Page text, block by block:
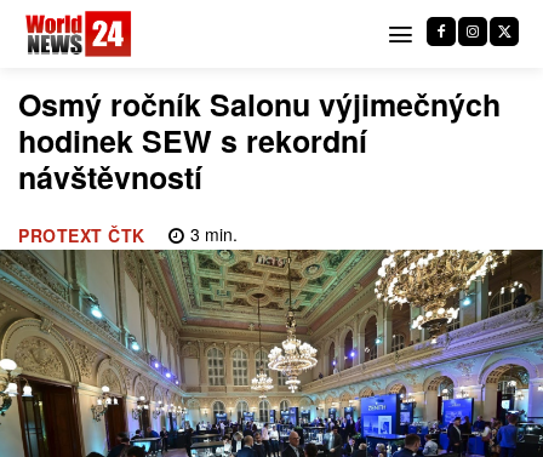
Osmý ročník Salonu výjimečných
hodinek SEW s rekordní
návštěvností
PROTEXT ČTK 3 min.